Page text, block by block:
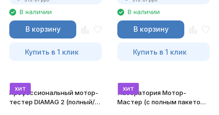
В наличии
В корзину
Купить в 1 клик
В наличии
В корзину
Купить в 1 клик
хит
Профессиональный мотор-
тестер DIAMAG 2 (полный/
хит
Лаборатория Мотор-
Мастер (с полным пакетом